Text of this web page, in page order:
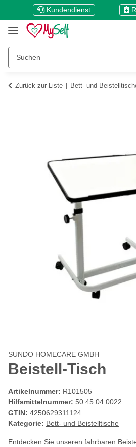
Kundendienst
Zurück zur Liste Bett- und
SUNDO HOMECARE GMBH
Beistell-Tisch
Artikelnummer: R101505
Hilfsmittelnummer: 50.45.04.0022
GTIN: 4250629311124
Kategorie: Bett- und Beistelltische
Entdecken Sie unseren fahrbaren